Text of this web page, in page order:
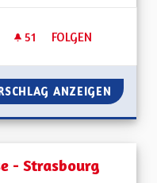
51 51 FOLLOWER
FOLGEN
AUGMENTER LA
ANZEIGEN
- Strasbourg